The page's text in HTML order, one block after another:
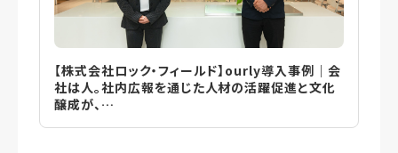
【株式会社ロック・フィールド】ourly導入事例｜会
社は人。社内広報を通じた人材の活躍促進と文化
醸成が、…